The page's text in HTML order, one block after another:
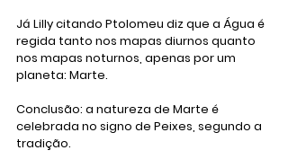
Já Lilly citando Ptolomeu diz que a Água é
regida tanto nos mapas diurnos quanto
nos mapas noturnos, apenas por um
planeta: Marte.
Conclusão: a natureza de Marte é
celebrada no signo de Peixes, segundo a
tradição.